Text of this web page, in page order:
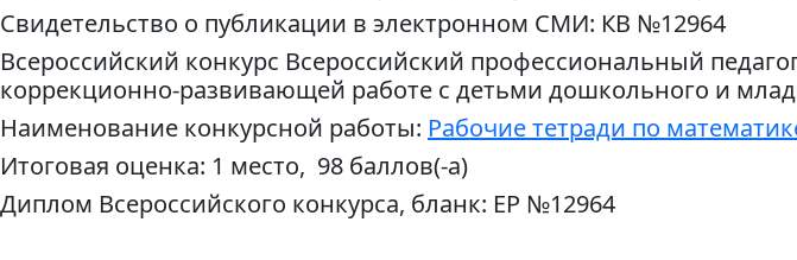
Свидетельство о публикации в электронном СМИ: КВ №12964
Всероссийский конкурс Всероссийский профессиональный
коррекционно-развивающей работе с детьми дошкольного и
Наименование конкурсной работы: Рабочие тетради по
Итоговая оценка: 1 место, 98 баллов(-а)
Диплом Всероссийского конкурса, бланк: ЕР №12964